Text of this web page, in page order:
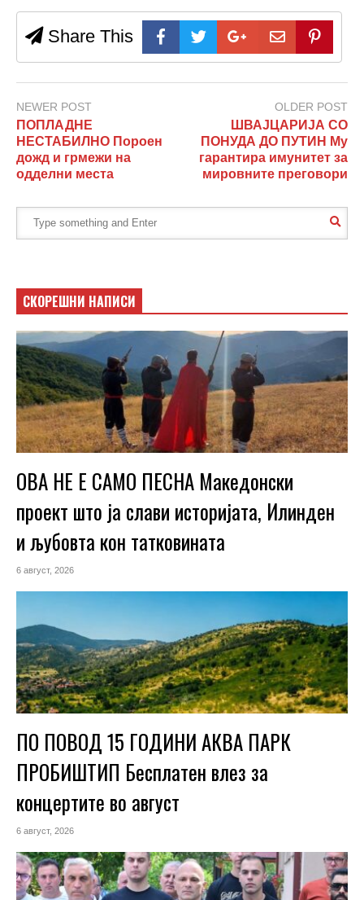
Share This
NEWER POST
ПОПЛАДНЕ
НЕСТАБИЛНО Пороен
дожд и грмежи на
одделни места
OLDER POST
ШВАЈЦАРИЈА СО
ПОНУДА ДО ПУТИН Му
гарантира имунитет за
мировните преговори
СКОРЕШНИ НАПИСИ
ОВА НЕ Е САМО ПЕСНА Македонски
проект што ја слави историјата, Илинден
и љубовта кон татковината
6 август, 2026
ПО ПОВОД 15 ГОДИНИ АКВА ПАРК
ПРОБИШТИП Бесплатен влез за
концертите во август
6 август, 2026